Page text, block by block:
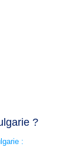
?
: